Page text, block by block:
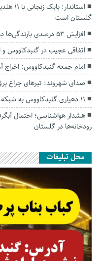
گلستان است
افزایش ۵۳ درصدی بارندگی‌ها در گلستان
اتفاقی عجیب در‌ گنبدکاووس
امام جمعه گنبدکاووس: اخراج
صدای شهروند: تیرهای چراغ
۱۱ دهیاری گنبدکاووس به شبکه حفاظت مردمی منابع طبیعی پیوستند
هشدار هواشناسی؛ احتمال
رودخانه‌ها در گلستان
محل تبلیغات